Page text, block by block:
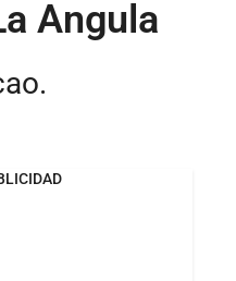
Angula